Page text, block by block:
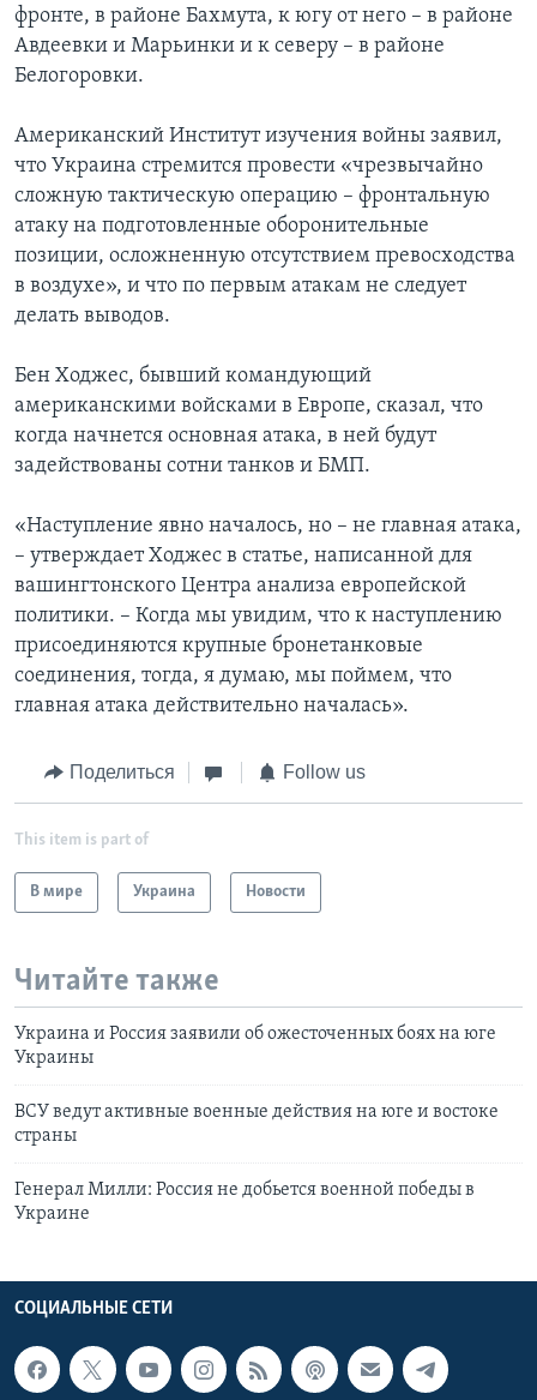
фронте, в районе Бахмута, к югу от него – в районе
Авдеевки и Марьинки и к северу – в районе
Белогоровки.
Американский Институт изучения войны заявил,
что Украина стремится провести «чрезвычайно
сложную тактическую операцию – фронтальную
атаку на подготовленные оборонительные
позиции, осложненную отсутствием превосходства
в воздухе», и что по первым атакам не следует
делать выводов.
Бен Ходжес, бывший командующий
американскими войсками в Европе, сказал, что
когда начнется основная атака, в ней будут
задействованы сотни танков и БМП.
«Наступление явно началось, но – не главная атака,
– утверждает Ходжес в статье, написанной для
вашингтонского Центра анализа европейской
политики. – Когда мы увидим, что к наступлению
присоединяются крупные бронетанковые
соединения, тогда, я думаю, мы поймем, что
главная атака действительно началась».
Поделиться Follow us
This item is part of
В мире Украина Новости
Читайте также
Украина и Россия заявили об ожесточенных боях на юге
Украины
ВСУ ведут активные военные действия на юге и востоке
страны
Генерал Милли: Россия не добьется военной победы в
Украине
СОЦИАЛЬНЫЕ СЕТИ